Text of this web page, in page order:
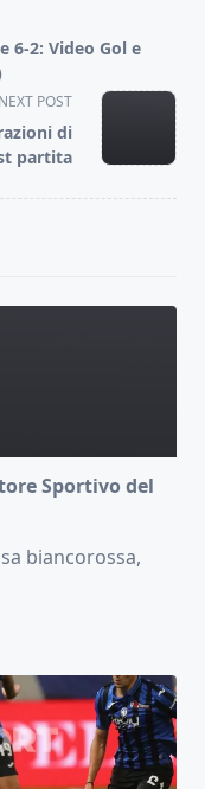
6-2: Video Gol e
NEXT POST
di
partita
Sportivo del
biancorossa,